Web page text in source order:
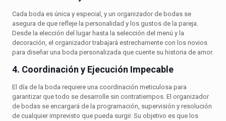
Cada boda es única y especial, y un organizador de bodas se
asegura de que refleje la personalidad y los gustos de la pareja.
Desde la elección del lugar hasta la selección del menú y la
decoración, el organizador trabajará estrechamente con los novios
para diseñar una boda personalizada que cuente su historia de amor.
4. Coordinación y Ejecución Impecable
El día de la boda requiere una coordinación meticulosa para
garantizar que todo se desarrolle sin contratiempos. El organizador
de bodas se encargará de la programación, supervisión y resolución
de cualquier imprevisto que pueda surgir. Su objetivo es que los